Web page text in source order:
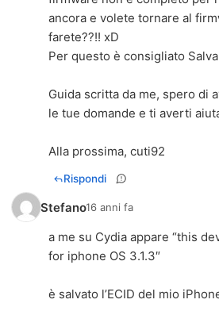
ancora e volete tornare al
farete??!! xD
Per questo è consigliato
Guida scritta da me, spero di
le tue domande e ti averti
Alla prossima, cuti92
Rispondi
Stefano16 anni fa
a me su Cydia appare “this
for iphone OS 3.1.3″
è salvato l’ECID del mio